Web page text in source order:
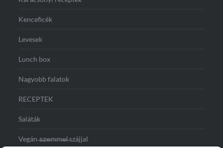
Kenceficék
Levesek
Lunch box
Nagyobb falatok
RECEPTEK
Saláták
Vegán ̶s̶z̶e̶m̶m̶e̶l̶ szájjal